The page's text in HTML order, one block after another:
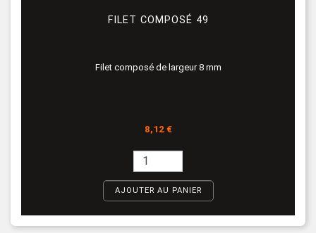
FILET COMPOSÉ 49
Filet composé de largeur 8 mm
Prix
8,12 €
AJOUTER AU PANIER